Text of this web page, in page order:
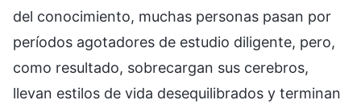
del conocimiento, muchas personas pasan por
períodos agotadores de estudio diligente, pero,
como resultado, sobrecargan sus cerebros,
llevan estilos de vida desequilibrados y terminan